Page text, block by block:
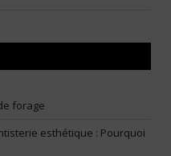
forage
esthétique : Pourquoi